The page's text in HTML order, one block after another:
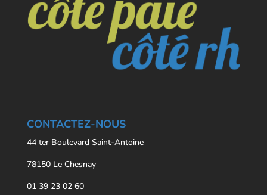
CONTACTEZ-NOUS
44 ter Boulevard Saint-Antoine
78150 Le Chesnay
01 39 23 02 60